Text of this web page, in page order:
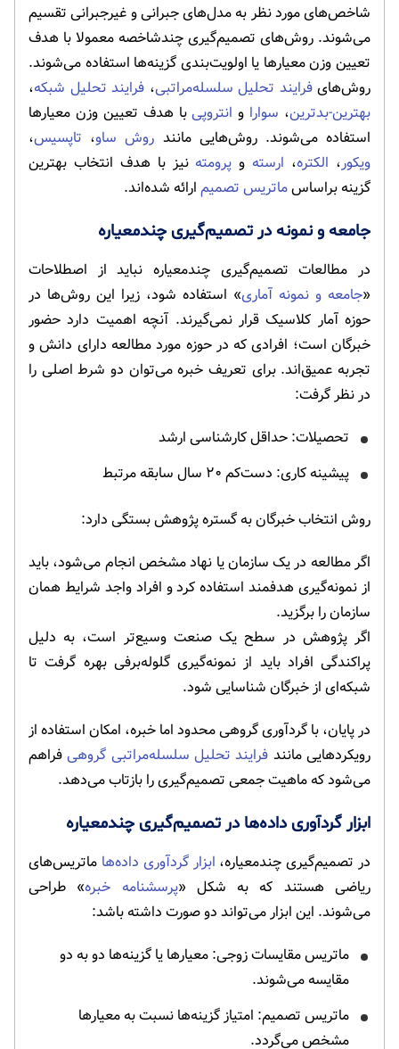
شاخص‌های مورد نظر به مدل‌های جبرانی و غیرجبرانی تقسیم
می‌شوند. روش‌های تصمیم‌گیری چندشاخصه معمولا با هدف
تعیین وزن معیارها یا اولویت‌بندی گزینه‌ها استفاده می‌شوند.
روش‌هایفرایند تحلیل سلسله‌مراتبی، فرایند تحلیل شبکه،
بهترین-بدترین، سوارا و انتروپیبا هدف تعیین وزن معیارها
استفاده می‌شوند. روش‌هایی مانند روش ساو، تاپسیس،
ویکور، الکتره، ارسته و پرومته نیز با هدف انتخاب بهترین
گزینه براساسماتریس تصمیم ارائه شده‌اند.
جامعه و نمونه در تصمیم‌گیری چندمعیاره
در مطالعات تصمیم‌گیری چندمعیاره نباید از اصطلاحات
«جامعه و نمونه آماری» استفاده شود، زیرا این روش‌ها در
حوزه آمار کلاسیک قرار نمی‌گیرند. آنچه اهمیت دارد حضور
خبرگان است؛ افرادی که در حوزه مورد مطالعه دارای دانش و
تجربه عمیق‌اند. برای تعریف خبره می‌توان دو شرط اصلی را
در نظر گرفت:
تحصیلات: حداقل کارشناسی ارشد
پیشینه کاری: دست‌کم ۲۰ سال سابقه مرتبط
روش انتخاب خبرگان به گستره پژوهش بستگی دارد:
اگر مطالعه در یک سازمان یا نهاد مشخص انجام می‌شود، باید
از نمونه‌گیری هدفمند استفاده کرد و افراد واجد شرایط همان
سازمان را برگزید.
اگر پژوهش در سطح یک صنعت وسیع‌تر است، به دلیل
پراکندگی افراد باید از نمونه‌گیری گلوله‌برفی بهره گرفت تا
شبکه‌ای از خبرگان شناسایی شود.
در پایان، با گردآوری گروهی محدود اما خبره، امکان استفاده از
رویکردهایی مانند فرایند تحلیل سلسله‌مراتبی گروهیفراهم
می‌شود که ماهیت جمعی تصمیم‌گیری را بازتاب می‌دهد.
ابزار گردآوری داده‌ها در تصمیم‌گیری چندمعیاره
در تصمیم‌گیری چندمعیاره، ابزار گردآوری داده‌ها ماتریس‌های
ریاضی هستند که به شکل «پرسشنامه خبره» طراحی
می‌شوند. این ابزار می‌تواند دو صورت داشته باشد:
ماتریس مقایسات زوجی: معیارها یا گزینه‌ها دو به دو
مقایسه می‌شوند.
ماتریس تصمیم: امتیاز گزینه‌ها نسبت به معیارها
مشخص می‌گردد.